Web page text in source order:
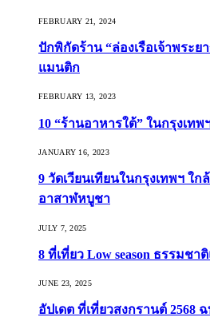
FEBRUARY 21, 2024
ปักพิกัดร้าน “ล่องเรือเจ้าพระ
แมนติก
FEBRUARY 13, 2023
10 “ร้านอาหารใต้” ในกรุงเท
JANUARY 16, 2023
9 วัดเวียนเทียนในกรุงเทพฯ ใ
อาสาฬหบูชา
JULY 7, 2025
8 ที่เที่ยว Low season ธรรมช
JUNE 23, 2025
อัปเดต ที่เที่ยวสงกรานต์ 2568